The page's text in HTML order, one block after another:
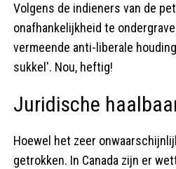
Volgens de indieners van de
onafhankelijkheid te
vermeende anti-liberale
sukkel'. Nou, heftig!
Juridische
Hoewel het zeer
getrokken. In Canada zijn er